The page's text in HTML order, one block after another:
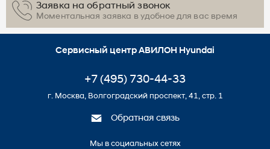
Заявка на обратный звонок
Моментальная заявка в удобное для вас время
Сервисный центр АВИЛОН Hyundai
+7 (495) 730-44-33
г. Москва, Волгоградский проспект, 41, стр. 1
Обратная связь
Мы в социальных сетях